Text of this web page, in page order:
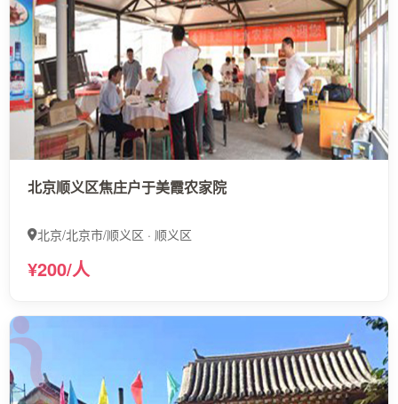
北京顺义区焦庄户于美霞农家院
北京/北京市/顺义区 · 顺义区
¥200/人